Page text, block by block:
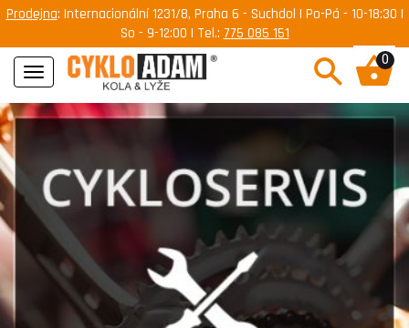
Prodejna: Internacionální 1231/8, Praha 6 - Suchdol | Po-Pá - 10-18:30 |
So - 9-12:00 | Tel.: 775 085 151
Navigace
0